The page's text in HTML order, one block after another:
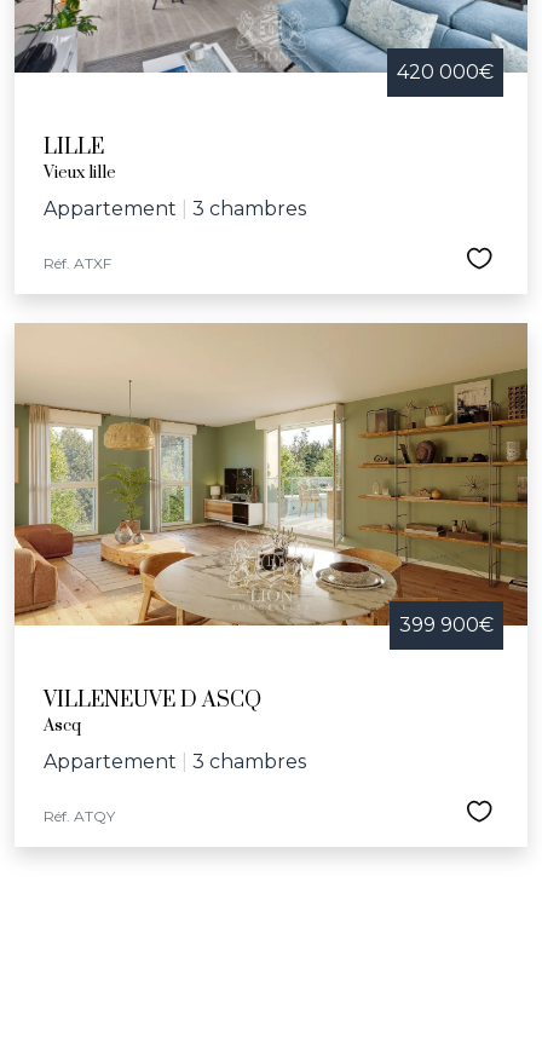
420 000€
LILLE
Vieux lille
Appartement 3 chambres
Réf. ATXF
399 900€
VILLENEUVE D ASCQ
Ascq
Appartement 3 chambres
Réf. ATQY